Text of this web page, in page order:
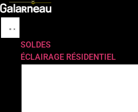
SOLDES
ÉCLAIRAGE RÉSIDENTIEL